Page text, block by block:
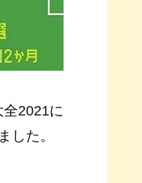
2021に
した。